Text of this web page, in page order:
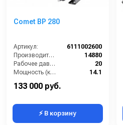
Comet BP 280
Артикул:
6111002600
Производительность (л/ч):
14880
Рабочее давление (бар):
20
Мощность (кВт):
14.1
133 000 руб.
⚡ В корзину